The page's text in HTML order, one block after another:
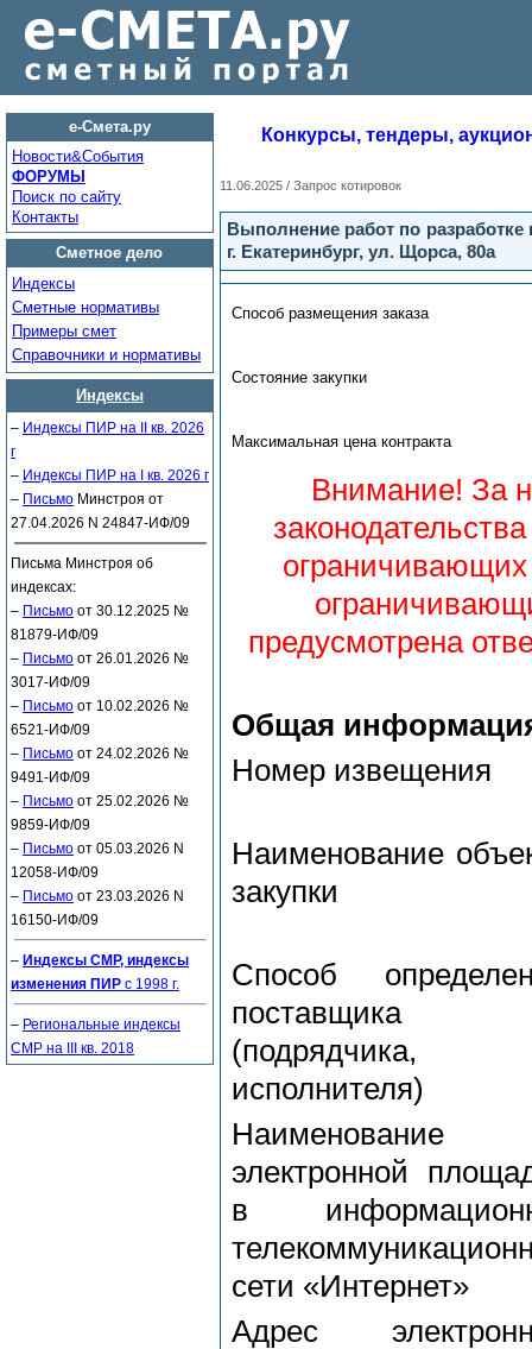
е-Смета.ру
Новости&Cобытия
ФОРУМЫ
Поиск по сайту
Контакты
Сметное дело
Индексы
Сметные нормативы
Примеры смет
Справочники и нормативы
Индексы
– Индексы ПИР на II кв. 2026
г
– Индексы ПИР на I кв. 2026 г
– Письмо Минстроя от
27.04.2026 N 24847-ИФ/09
Письма Минстроя об
индексах:
– Письмо от 30.12.2025 №
81879-ИФ/09
– Письмо от 26.01.2026 №
3017-ИФ/09
– Письмо от 10.02.2026 №
6521-ИФ/09
– Письмо от 24.02.2026 №
9491-ИФ/09
– Письмо от 25.02.2026 №
9859-ИФ/09
– Письмо от 05.03.2026 N
12058-ИФ/09
– Письмо от 23.03.2026 N
16150-ИФ/09
– Индексы СМР, индексы
изменения ПИР с 1998 г.
– Региональные индексы
СМР на III кв. 2018
Конкурсы, тендеры,
11.06.2025 / Запрос котировок
Выполнение работ по
г. Екатеринбург, ул. Щорса, 80а
Способ размещения заказа
Состояние закупки
Максимальная цена контракта
Внимание! За
предусмотрена
Общая
Номер извещения
Наименование
закупки
Способ
поставщика
(подрядчика,
исполнителя)
Наименование
электронной
в
сети «Интернет»
Адрес